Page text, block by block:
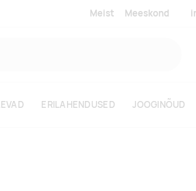
Meist Meeskond
ERILAHENDUSED JOOGINÕUD